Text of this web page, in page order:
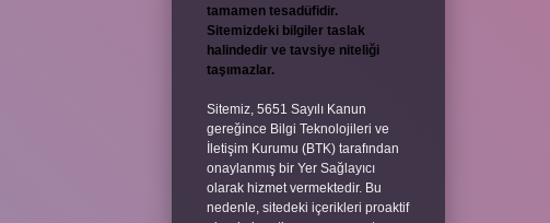
tamamen tesadüfidir.
Sitemizdeki bilgiler taslak
halindedir ve tavsiye niteliği
taşımazlar.
Sitemiz, 5651 Sayılı Kanun
gereğince Bilgi Teknolojileri ve
İletişim Kurumu (BTK) tarafından
onaylanmış bir Yer Sağlayıcı
olarak hizmet vermektedir. Bu
nedenle, sitedeki içerikleri proaktif